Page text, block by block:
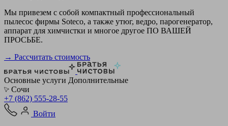
Мы привезем с собой компактный профессиональный
пылесос фирмы Soteco, а также утюг, ведро, парогенератор,
аппарат для химчистки и многое другое ПО ВАШЕЙ
ПРОСЬБЕ.
→ Рассчитать стоимость
Основные услуги Дополнительные
Сочи
+7 (862) 555-28-55
Войти